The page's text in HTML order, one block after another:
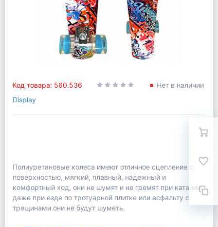
Код товара: 560.536
Нет в наличии
Display
Полиуретановые колеса имеют отличное сцепление с
поверхностью, мягкий, плавный, надежный и
комфортный ход, они не шумят и не гремят при катании,
даже при езде по тротуарной плитке или асфальту с
трещинами они не будут шуметь.